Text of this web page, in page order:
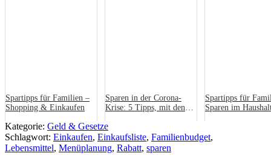
Spartipps für Familien –
Shopping & Einkaufen
Sparen in der Corona-
Krise: 5 Tipps, mit denen
kannst
Spartipps für
Sparen im
Kategorie: Geld & Gesetze
Schlagwort: Einkaufen, Einkaufsliste, Familienbudget,
Lebensmittel, Menüplanung, Rabatt, sparen